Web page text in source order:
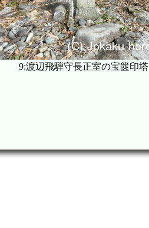
9:渡辺飛騨守長正室の宝篋印塔